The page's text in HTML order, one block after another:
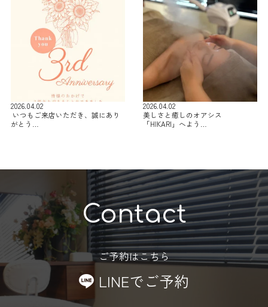
2026.04.02
⁡ いつもご来店いただき、誠にあり
がとう…
2026.04.02
美しさと癒しのオアシス
「HIKARI」へよう…
Contact
ご予約はこちら
LINEでご予約